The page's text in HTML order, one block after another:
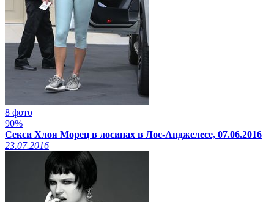
8 фото
90%
Секси Хлоя Морец в лосинах в Лос-Анджелесе, 07.06.2016
23.07.2016